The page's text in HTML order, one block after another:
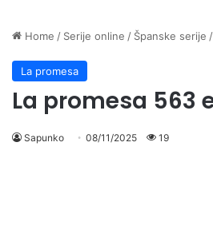
Home / Serije online / Španske serije /
La promesa
La promesa 563
Sapunko 08/11/2025 19